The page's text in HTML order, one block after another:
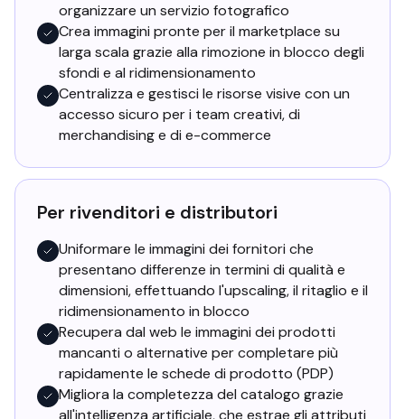
organizzare un servizio fotografico
Crea immagini pronte per il marketplace su
larga scala grazie alla rimozione in blocco degli
sfondi e al ridimensionamento
Centralizza e gestisci le risorse visive con un
accesso sicuro per i team creativi, di
merchandising e di e-commerce
Per rivenditori e distributori
Uniformare le immagini dei fornitori che
presentano differenze in termini di qualità e
dimensioni, effettuando l'upscaling, il ritaglio e il
ridimensionamento in blocco
Recupera dal web le immagini dei prodotti
mancanti o alternative per completare più
rapidamente le schede di prodotto (PDP)
Migliora la completezza del catalogo grazie
all'intelligenza artificiale, che estrae gli attributi